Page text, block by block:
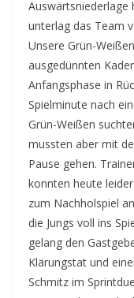
Auswärtsniederlage
unterlag das Team
Unsere Grün-
ausgedünnten
Anfangsphase in
Spielminute nach
Grün-Weißen
mussten aber mit
Pause gehen.
konnten heute
zum Nachholspiel
die Jungs voll ins
gelang den
Klärungstat und
Schmitz im